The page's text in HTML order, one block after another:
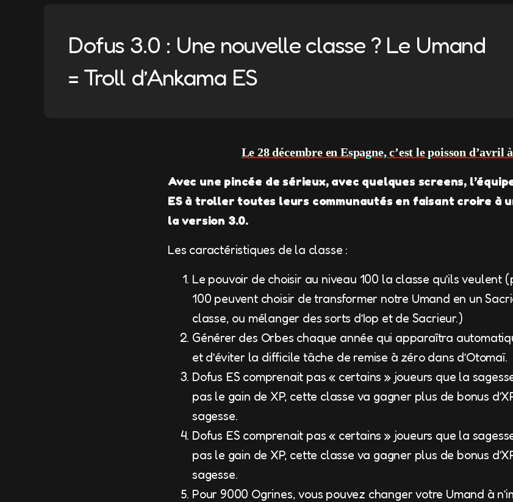
Dofus 3.0 : Une nouvelle classe ? Le Umand
= Troll d’Ankama ES
Le 28 décembre en Espagne, c’est le poisson d’avril
Avec une pincée de sérieux, avec quelques screens,
ES à troller toutes leurs communautés en faisant croire à
la version 3.0.
Les caractéristiques de la classe :
Le pouvoir de choisir au niveau 100 la classe qu’ils veulent
100 peuvent choisir de transformer notre Umand en un
classe, ou mélanger des sorts d’Iop et de Sacrieur.)
Générer des Orbes chaque année qui apparaîtra
et d’éviter la difficile tâche de remise à zéro dans d’Otomaï.
Dofus ES comprenait pas « certains » joueurs que la
pas le gain de XP, cette classe va gagner plus de bonus
sagesse.
Dofus ES comprenait pas « certains » joueurs que la
pas le gain de XP, cette classe va gagner plus de bonus
sagesse.
Pour 9000 Ogrines, vous pouvez changer votre Umand à